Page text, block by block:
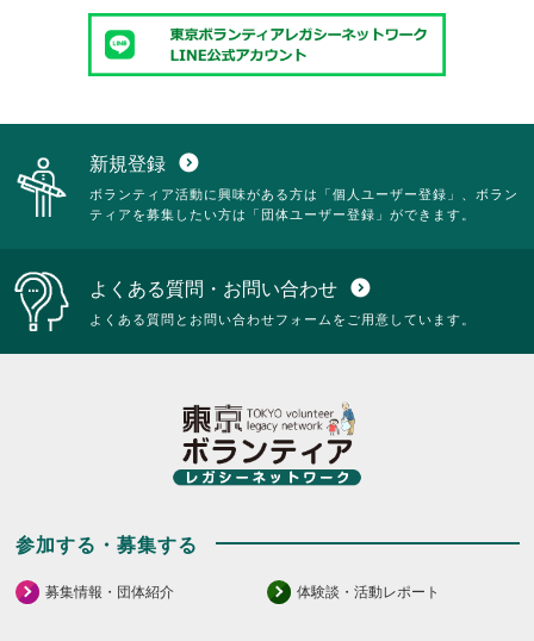
新規登録 expand_circle_down
ボランティア活動に興味がある方は「個人ユーザー登録」、ボラン
ティアを募集したい方は「団体ユーザー登録」ができます。
よくある質問・お問い合わせ expand_circle_down
よくある質問とお問い合わせフォームをご用意しています。
参加する・募集する
募集情報・団体紹介 体験談・活動レポート